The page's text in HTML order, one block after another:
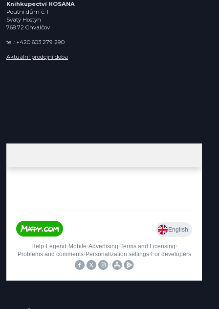
Knihkupectví HOSANA
Poutní dům č. 1
Svatý Hostýn
768 72 Chvalčov
tel.: +420 603 279 290
Aktuální prodejní doba